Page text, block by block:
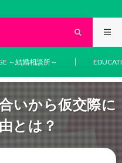
～結婚相談所～
いから仮交際に
とは？